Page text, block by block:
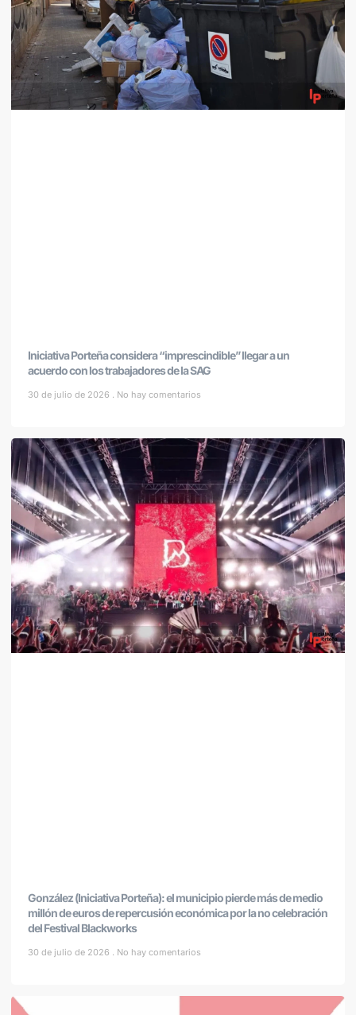
Iniciativa Porteña considera “imprescindible” llegar a un
acuerdo con los trabajadores de la SAG
30 de julio de 2026 No hay comentarios
González (Iniciativa Porteña): el municipio pierde más de medio
millón de euros de repercusión económica por la no celebración
del Festival Blackworks
30 de julio de 2026 No hay comentarios